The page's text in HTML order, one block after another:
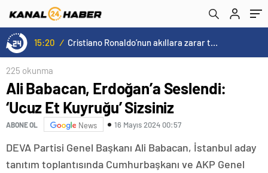
15:20 / Cristiano Ronaldo’nun akıllara zarar tüm kariyerinin istatistiğini çıkardık !
225 okunma
Ali Babacan, Erdoğan’a Seslendi:
‘Ucuz Et Kuyruğu’ Sizsiniz
ABONE OL News 16 Mayıs 2024 00:57
DEVA Partisi Genel Başkanı Ali Babacan, İstanbul aday
tanıtım toplantısında Cumhurbaşkanı ve AKP Genel